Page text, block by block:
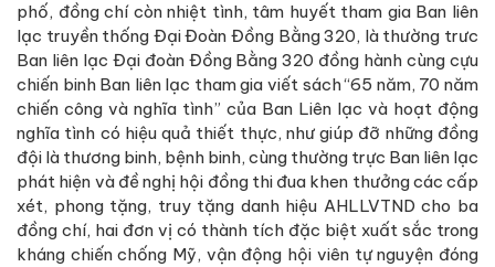
phố, đồng chí còn nhiệt tình, tâm huyết tham gia Ban liên
lạc truyền thống Đại Đoàn Đồng Bằng 320, là thường trưc
Ban liên lạc Đại đoàn Đồng Bằng 320 đồng hành cùng cựu
chiến binh Ban liên lạc tham gia viết sách “65 năm, 70 năm
chiến công và nghĩa tình” của Ban Liên lạc và hoạt động
nghĩa tình có hiệu quả thiết thực, như giúp đỡ những đồng
đội là thương binh, bệnh binh, cùng thường trực Ban liên lạc
phát hiện và đề nghị hội đồng thi đua khen thưởng các cấp
xét, phong tặng, truy tặng danh hiệu AHLLVTND cho ba
đồng chí, hai đơn vị có thành tích đặc biệt xuất sắc trong
kháng chiến chống Mỹ, vận động hội viên tự nguyện đóng